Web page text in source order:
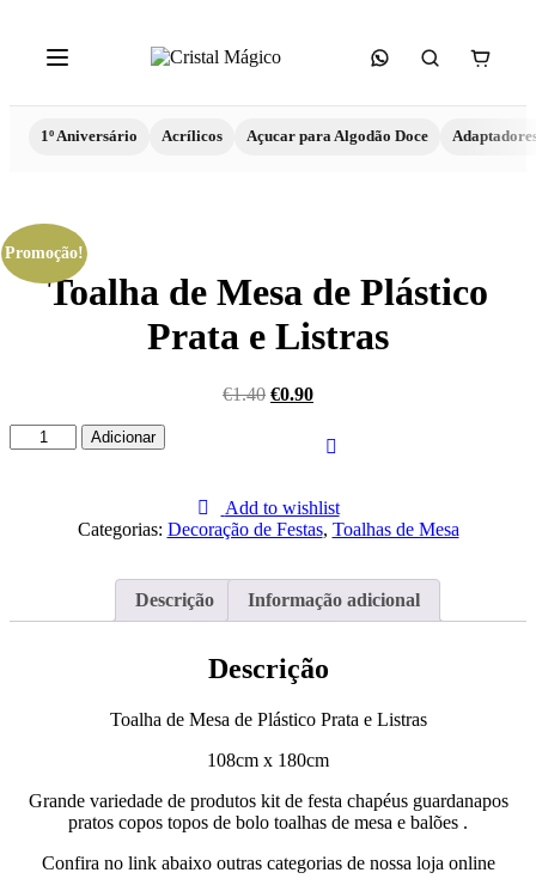
1º Aniversário Acrílicos Açucar para Algodão Doce
Promoção!
Toalha de Mesa de Plástico
Prata e Listras
€1.40 €0.90
Quantidade
de
Listras
Adicionar
Add to wishlist
Categorias: Decoração de Festas, Toalhas de Mesa
Descrição Informação adicional
Descrição
Toalha de Mesa de Plástico Prata e Listras
108cm x 180cm
Grande variedade de produtos kit de festa chapéus guardanapos
pratos copos topos de bolo toalhas de mesa e balões .
Confira no link abaixo outras categorias de nossa loja online